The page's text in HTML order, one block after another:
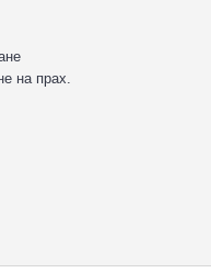
на прах.